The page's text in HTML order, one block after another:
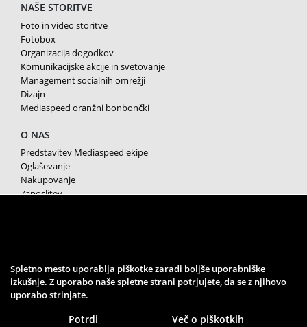
NAŠE STORITVE
Foto in video storitve
Fotobox
Organizacija dogodkov
Komunikacijske akcije in svetovanje
Management socialnih omrežji
Dizajn
Mediaspeed oranžni bonbončki
O NAS
Predstavitev Mediaspeed ekipe
Oglaševanje
Nakupovanje
Zaposlitev
SPREMLJAJTE NAS
Spletno mesto uporablja piškotke zaradi boljše uporabniške
izkušnje. Z uporabo naše spletne strani potrjujete, da se z njihovo
uporabo strinjate.
Potrdi Več o piškotkih